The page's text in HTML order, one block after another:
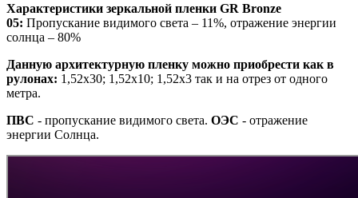
Характеристики зеркальной пленки GR Bronze
05: Пропускание видимого света – 11%, отражение энергии
солнца – 80%
Данную архитектурную пленку можно приобрести как в
рулонах: 1,52х30; 1,52х10; 1,52x3 так и на отрез от одного
метра.
ПВС - пропускание видимого света. ОЭС - отражение
энергии Солнца.